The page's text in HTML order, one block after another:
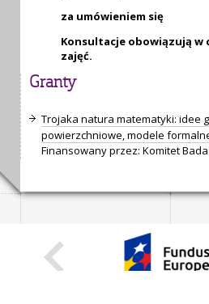
za umówieniem się
Konsultacje obowiązują w
zajęć.
Granty
Trojaka natura matematyki: idee
powierzchniowe, modele
Finansowany przez: Komitet